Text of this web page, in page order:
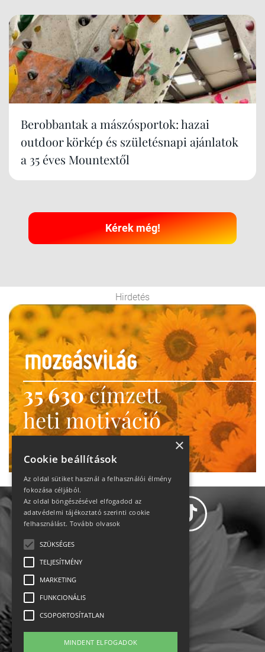
Berobbantak a mászósportok: hazai
outdoor körkép és születésnapi ajánlatok
a 35 éves Mountextől
Kérek még!
Hirdetés
35 630címzett
heti motiváció
Ne maradj le!
Impresszum-kapcsolat
Jogi nyilatkozat
×
Cookie beállítások
Az oldal sütiket használ a felhasználói élmény
fokozása céljából.
Az oldal böngészésével elfogadod az
adatvédelmi tájékoztató szerinti cookie
felhasználást. Tovább olvasok
SZÜKSÉGES
TELJESÍTMÉNY
MARKETING
FUNKCIONÁLIS
CSOPORTOSÍTATLAN
MINDENT ELFOGADOK